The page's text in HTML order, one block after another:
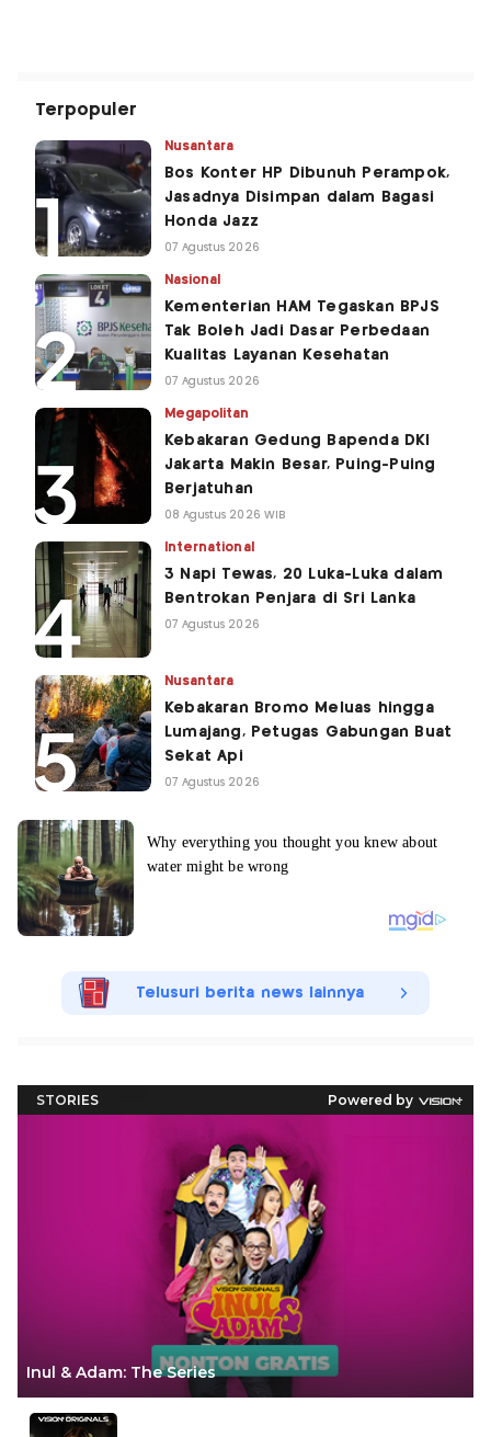
Terpopuler
Nusantara
Bos Konter HP Dibunuh Perampok,
Jasadnya Disimpan dalam Bagasi
Honda Jazz
07 Agustus 2026
Nasional
Kementerian HAM Tegaskan BPJS
Tak Boleh Jadi Dasar Perbedaan
Kualitas Layanan Kesehatan
07 Agustus 2026
Megapolitan
Kebakaran Gedung Bapenda DKI
Jakarta Makin Besar, Puing-Puing
Berjatuhan
08 Agustus 2026 WIB
International
3 Napi Tewas, 20 Luka-Luka dalam
Bentrokan Penjara di Sri Lanka
07 Agustus 2026
Nusantara
Kebakaran Bromo Meluas hingga
Lumajang, Petugas Gabungan Buat
Sekat Api
07 Agustus 2026
Telusuri berita news lainnya